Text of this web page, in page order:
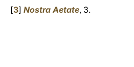
[3] Nostra Aetate, 3.